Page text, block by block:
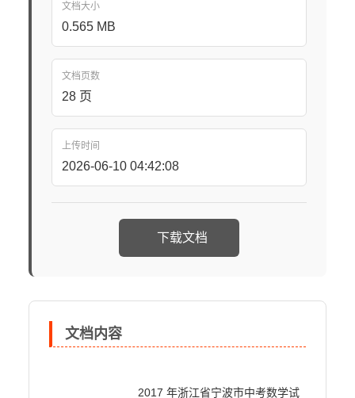
文档大小
0.565 MB
文档页数
28 页
上传时间
2026-06-10 04:42:08
下载文档
文档内容